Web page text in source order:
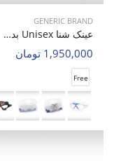
GENERIC BRAND
عینک شنا Unisex بدون برند Aqua Glide U
1,950,000 تومان
Free